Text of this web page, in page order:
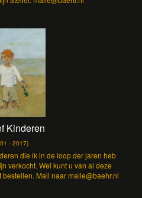
Kinderen
- 2017)
die ik in de loop der jaren heb
verkocht. Wel kunt u van al deze
Mail naar malie@baehr.nl